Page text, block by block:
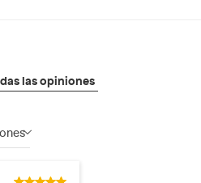
las opiniones